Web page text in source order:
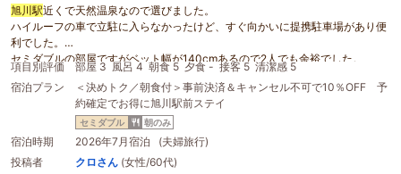
旭川駅近くで天然温泉なので選びました。
ハイルーフの車で立駐に入らなかったけど、すぐ向かいに提携駐車場があり便
利でした。
セミダブルの部屋ですがベット幅が140cmあるので2人でも余裕でした。
朝食ブッフェはラーメンサラダ、豚丼やゲソ天、海鮮丼が作れるコーナーがあ
り北海道らしいメニューがよかったし、ローストビーフも美味しかった。ホタ
テは今イチでしたが甘海老がとても新鮮でした。
テーブルも隣と離れていて、時間も10:00までなのでゆっくりと朝食を楽しめ
ました。また泊まりたいホテルです。
項目別評価 部屋 3 風呂 4 朝食 5 夕食 - 接客 5 清潔感 5
宿泊プラン
＜決めトク／朝食付＞事前決済＆キャンセル不可で10％OFF 予
約確定でお得に旭川駅前ステイ
セミダブル 朝のみ
宿泊時期
2026年7月宿泊 (夫婦旅行)
投稿者
クロさん (女性/60代)